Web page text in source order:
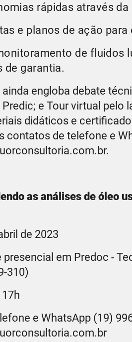
rápidas através
e planos de ação
de fluidos
de garantia.
engloba debate
Predic; e Tour virtual
didáticos e
contatos de telefone e
as análises de óleo
de 2023
presencial em Predoc -
310)
e WhatsApp (19)